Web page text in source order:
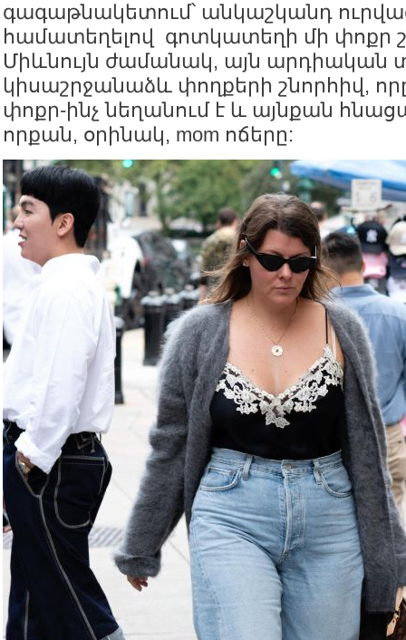
գագաթնակետում՝ անկաշկանդ
համատեղելով գոտկատեղի մի փոքր
Միևնույն ժամանակ, այն արդիական
կիսաշրջանաձև փողքերի շնորհիվ,
փոքր-ինչ նեղանում է և այնքան
որքան, օրինակ, mom ոճերը: